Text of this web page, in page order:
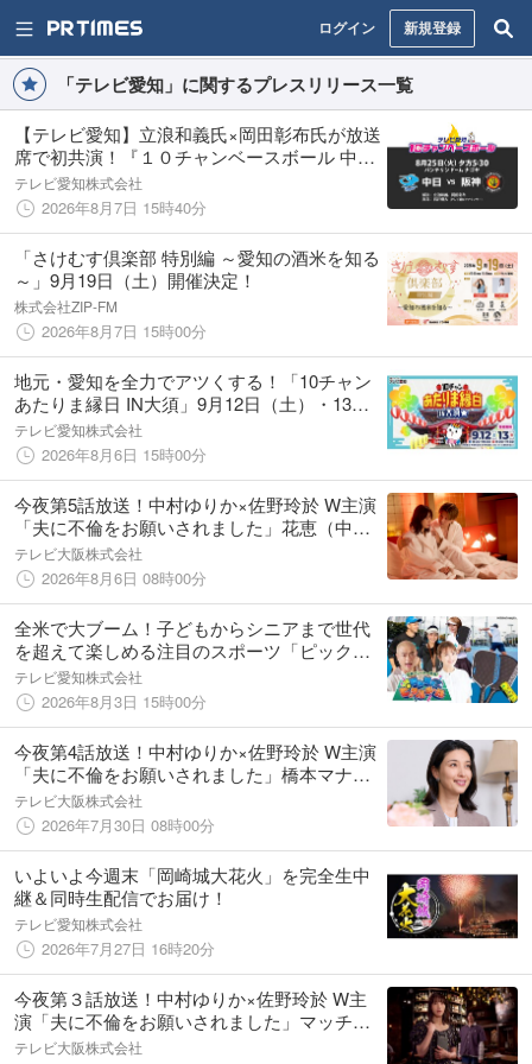
ログイン 新規登録
「テレビ愛知」に関するプレスリリース一覧
【テレビ愛知】立浪和義氏×岡田彰布氏が放送
席で初共演！『１０チャンベースボール 中日
－阪神戦』8月25日（火）夕方5時30分から生
中継
テレビ愛知株式会社
2026年8月7日 15時40分
「さけむす倶楽部 特別編 ～愛知の酒米を知る
～」9月19日（土）開催決定！
株式会社ZIP-FM
2026年8月7日 15時00分
地元・愛知を全力でアツくする！「10チャン
あたりま縁日 IN大須」9月12日（土）・13日
（日）開催！
テレビ愛知株式会社
2026年8月6日 15時00分
今夜第5話放送！中村ゆりか×佐野玲於 W主演
「夫に不倫をお願いされました」花恵（中村
ゆりか）は保険営業の早乙女（橋本マナミ）
の後押しで女性用風俗セラピストのアキラ
（南雲奨馬）から施術を受け…
テレビ大阪株式会社
2026年8月6日 08時00分
全米で大ブーム！子どもからシニアまで世代
を超えて楽しめる注目のスポーツ「ピックル
ボール」を体感しよう！
テレビ愛知株式会社
2026年8月3日 15時00分
今夜第4話放送！中村ゆりか×佐野玲於 W主演
「夫に不倫をお願いされました」橋本マナミ
が出演！不倫相手3人目はクラブのイケおじ！
花恵はクラブで反町(久保田悠来)にナンパさ
れVIP席に…
テレビ大阪株式会社
2026年7月30日 08時00分
いよいよ今週末「岡崎城大花火」を完全生中
継＆同時生配信でお届け！
テレビ愛知株式会社
2026年7月27日 16時20分
今夜第３話放送！中村ゆりか×佐野玲於 W主
演「夫に不倫をお願いされました」マッチン
グアプリで見つけた推し似の男性が登場！？
テレビ大阪株式会社